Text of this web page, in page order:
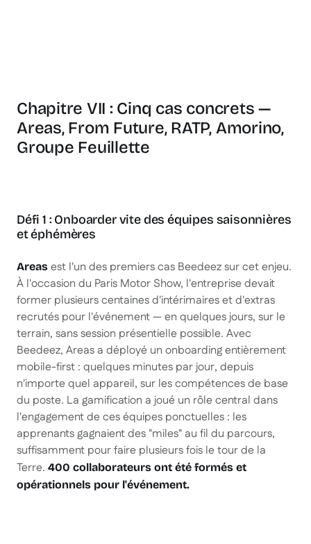
Chapitre VII : Cinq cas concrets —
Areas, From Future, RATP, Amorino,
Groupe Feuillette
Défi 1 : Onboarder vite des équipes saisonnières
et éphémères
Areas est l'un des premiers cas Beedeez sur cet enjeu.
À l'occasion du Paris Motor Show, l'entreprise devait
former plusieurs centaines d'intérimaires et d'extras
recrutés pour l'événement — en quelques jours, sur le
terrain, sans session présentielle possible. Avec
Beedeez, Areas a déployé un onboarding entièrement
mobile-first : quelques minutes par jour, depuis
n'importe quel appareil, sur les compétences de base
du poste. La gamification a joué un rôle central dans
l'engagement de ces équipes ponctuelles : les
apprenants gagnaient des "miles" au fil du parcours,
suffisamment pour faire plusieurs fois le tour de la
Terre. 400 collaborateurs ont été formés et
opérationnels pour l'événement.